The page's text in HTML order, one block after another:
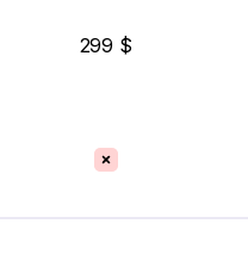
299 $